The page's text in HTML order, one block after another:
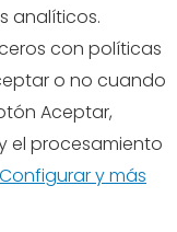
analíticos.
con políticas
o no cuando
Aceptar,
el procesamiento
Configurar y más